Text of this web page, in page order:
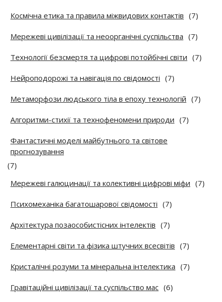
Космічна етика та правила міжвидових контактів (7)
Мережеві цивілізації та неоорганічні суспільства (7)
Технології безсмертя та цифрові потойбічні світи (7)
Нейроподорожі та навігація по свідомості (7)
Метаморфози людського тіла в епоху технологій (7)
Алгоритми-стихії та технофеномени природи (7)
Фантастичні моделі майбутнього та світове
прогнозування
(7)
Мережеві галюцинації та колективні цифрові міфи (7)
Психомеханіка багатошарової свідомості (7)
Архітектура позаособистісних інтелектів (7)
Елементарні світи та фізика штучних всесвітів (7)
Кристалічні розуми та мінеральна інтелектика (7)
Гравітаційні цивілізації та суспільство мас (6)